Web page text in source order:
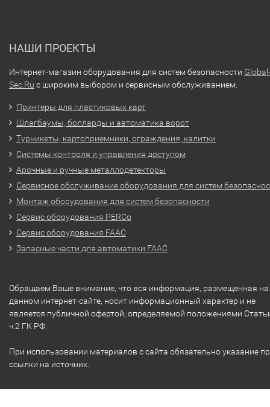
НАШИ ПРОЕКТЫ
Интернет-магазин оборудования для систем безопасности Global-
Sec.Ru с широким выбором и сервисным обслуживанием.
Принтеры для пластиковых карт
Шлагбаумы, болларды и автоматика ворот
Турникеты, картоприемники, ограждения, калитки
Системы контроля и управления доступом
Арочные и ручные металлодетекторы
Сервисное обслуживание оборудования для систем
Монтаж оборудования для систем безопасности
Сервис оборудования PERCo
Сервис оборудования FAAC
Запасные части для автоматики FAAC
Обращаем Ваше внимание, что вся информация, размещенная на
данном интернет-сайте, носит информационный характер и не
является публичной офертой, определяемой положениями
ч.2 ГК РФ.
При использовании материалов с сайта обязательно указание
ссылки на источник.